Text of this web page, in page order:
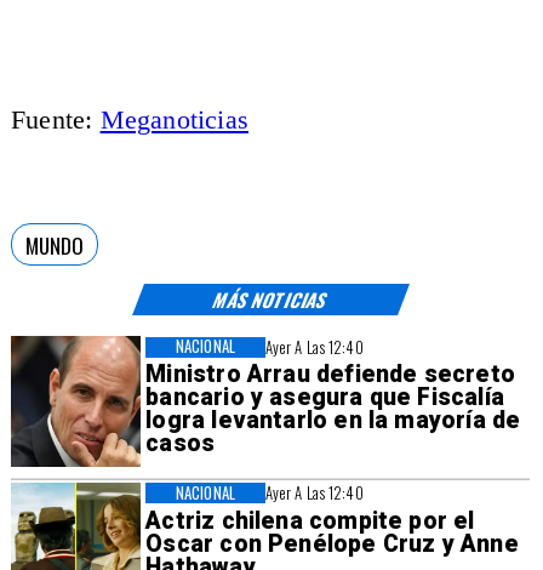
MÁS NOTICIAS
Ayer A Las 12:40
Ministro Arrau defiende secreto
bancario y asegura que Fiscalía
logra levantarlo en la mayoría de
casos
NACIONAL
Ayer A Las 12:40
Actriz chilena compite por el
Oscar con Penélope Cruz y Anne
NACIONAL
Fuente: Meganoticias
MUNDO